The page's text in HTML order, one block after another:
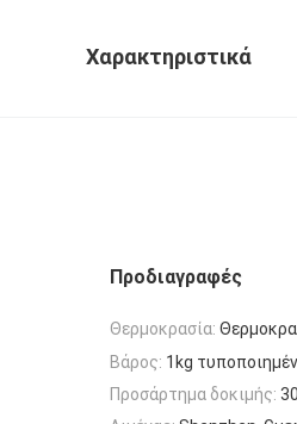
Χαρακτηριστικά
Προδιαγραφές
Θερμοκρασία:
Βάρος: 1kg
Προσάρτημα δοκιμής: